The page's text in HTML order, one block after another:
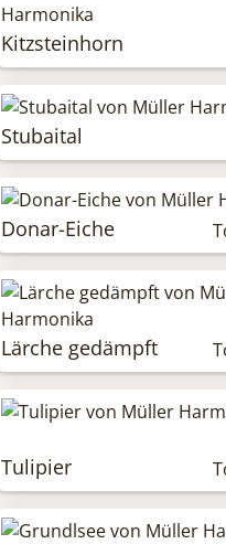
Kitzsteinhorn
Stubaital
Donar-Eiche
Lärche gedämpft
Tulipier